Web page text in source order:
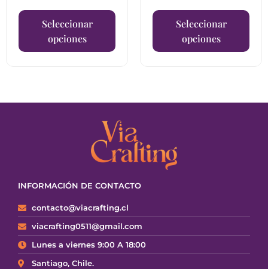
Seleccionar
opciones
Seleccionar
opciones
INFORMACIÓN DE CONTACTO
contacto@viacrafting.cl
viacrafting0511@gmail.com
Lunes a viernes 9:00 A 18:00
Santiago, Chile.